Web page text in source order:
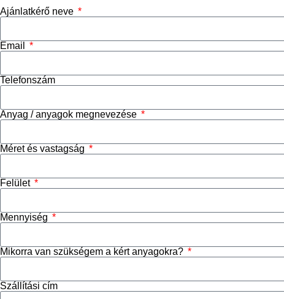
Ajánlatkérő neve
Email
Telefonszám
Anyag / anyagok megnevezése
Méret és vastagság
Felület
Mennyiség
Mikorra van szükségem a kért anyagokra?
Szállítási cím